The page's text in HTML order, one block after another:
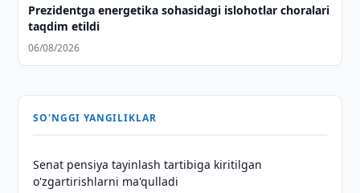
Prezidentga energetika sohasidagi islohotlar choralari
taqdim etildi
06/08/2026
SO'NGGI YANGILIKLAR
Senat pensiya tayinlash tartibiga kiritilgan
o'zgartirishlarni ma'qulladi